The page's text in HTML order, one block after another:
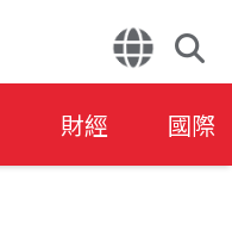
財經 國際